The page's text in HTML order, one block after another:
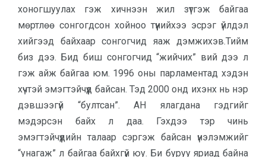
хоногшуулах гэж хичнээн жил зүтгэж байгаа
мөртлөө сонгогдсон хойноо түүнийхээ эсрэг үйлдэл
хийгээд байхаар сонгогчид яаж дэмжихэв.Тийм
биз дээ. Бид биш сонгогчид “жийчих” вий дээ л
гэж айж байгаа юм. 1996 оны парламентад хэдэн
хүчтэй эмэгтэйчүүд байсан. Тэд 2000 онд ихэнх нь нэр
дэвшээгүй “бултсан”. АН ялагдана гэдгийг
мэдэрсэн байх л даа. Гэхдээ тэр чинь
эмэгтэйчүүдийн талаар сэргэж байсан үнэлэмжийг
“унагаж” л байгаа байхгүй юу. Би буруу яриад байна